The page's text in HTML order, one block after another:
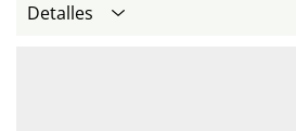
Detalles